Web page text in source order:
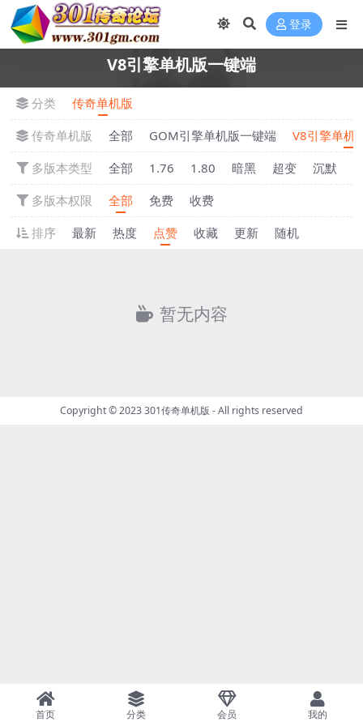
登录
V8引擎单机版一键端
分类
传奇单机版
传奇单机版
全部 GOM引擎单机版一键端
V8引擎单机
多版本类型
全部 1.76 1.80 暗黑 超变 沉默
多版本权限
全部 免费
收费
排序
最新 热度 点赞 收藏 更新 随机
暂无内容
Copyright © 2023301传奇单机版 - All rights reserved
首页 分类 会员 我的